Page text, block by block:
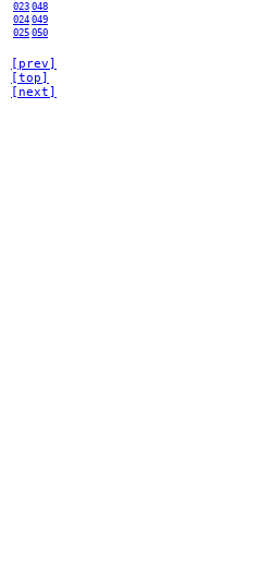
023 048
024 049
025 050
[prev]
[top]
[next]